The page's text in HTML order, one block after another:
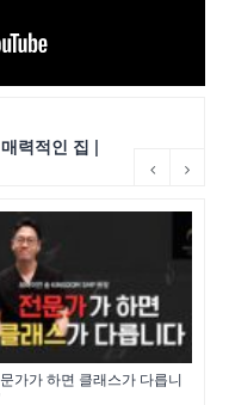
력적인 집 |
가가 하면 클래스가 다릅니